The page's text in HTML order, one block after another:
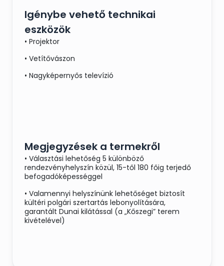
Igénybe vehető technikai
eszközök
• Projektor
• Vetítővászon
• Nagyképernyős televízió
Megjegyzések a termekről
• Választási lehetőség 5 különböző
rendezvényhelyszín közül, 15-től 180 főig terjedő
befogadóképességgel
• Valamennyi helyszínünk lehetőséget biztosít
kültéri polgári szertartás lebonyolítására,
garantált Dunai kilátással (a „Kőszegi” terem
kivételével)